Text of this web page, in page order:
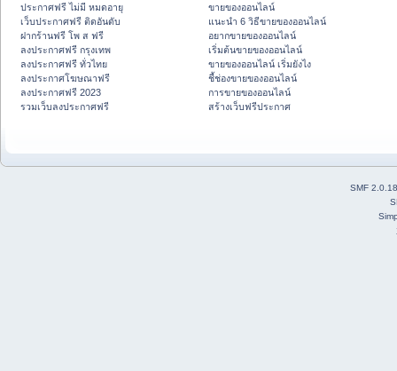
ประกาศฟรี ไม่มี หมดอายุ
เว็บประกาศฟรี ติดอันดับ
ฝากร้านฟรี โพ ส ฟรี
ลงประกาศฟรี กรุงเทพ
ลงประกาศฟรี ทั่วไทย
ลงประกาศโฆษณาฟรี
ลงประกาศฟรี 2023
รวมเว็บลงประกาศฟรี
ขายของออนไลน์
แนะนำ 6 วิธีขายของออนไลน์
อยากขายของออนไลน์
เริ่มต้นขายของออนไลน์
ขายของออนไลน์ เริ่มยังไง
ชี้ช่องขายของออนไลน์
การขายของออนไลน์
สร้างเว็บฟรีประกาศ
SMF 2.0.18